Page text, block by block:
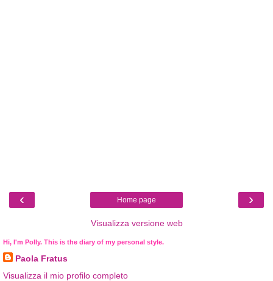
‹ ›
Home page
Visualizza versione web
Hi, I'm Polly. This is the diary of my personal style.
Paola Fratus
Visualizza il mio profilo completo